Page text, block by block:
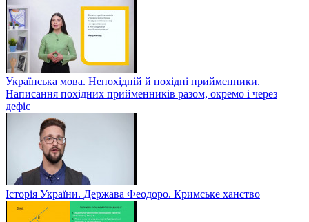
Українська мова. Непохідній й похідні прийменники.
Написання похідних прийменників разом, окремо і через
дефіс
Історія України. Держава Феодоро. Кримське ханство